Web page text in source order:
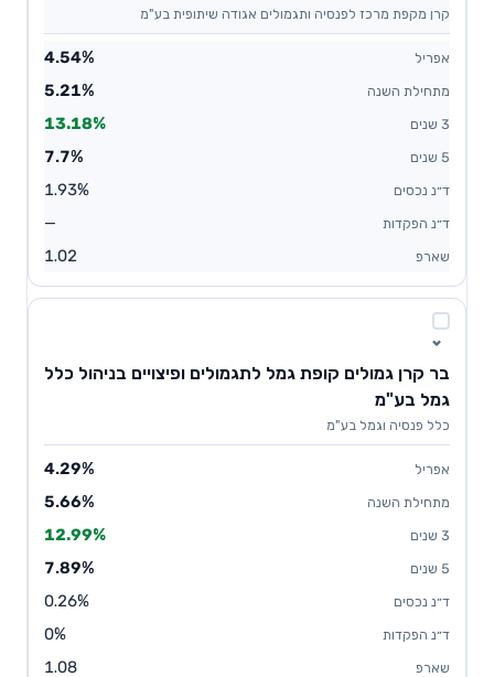
קרן מקפת מרכז לפנסיה ותגמולים אגודה שיתופית בע"מ
4.54%
5.21%
13.18%
7.7%
1.93%
—
1.02
בר קרן גמולים קופת גמל לתגמולים ופיצויים בניהול כלל
גמל בע"מ
כלל פנסיה וגמל בע"מ
4.29%
5.66%
12.99%
7.89%
0.26%
0%
1.08